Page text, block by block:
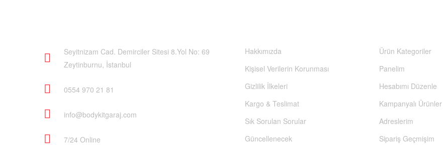
Seyitnizam Cad. Demirciler Sitesi 8.Yol No: 69
Zeytinburnu, İstanbul
0554 970 21 81
info@bodykitgaraj.com
7/24 Online
Hakkımızda
Kişisel Verilerin Korunması
Gizlilik İlkeleri
Kargo & Teslimat
Sık Sorulan Sorular
Güncellenecek
Ürün Kategoriler
Panelim
Hesabımı Düzenle
Kampanyalı Ürünler
Adreslerim
Sipariş Geçmişim